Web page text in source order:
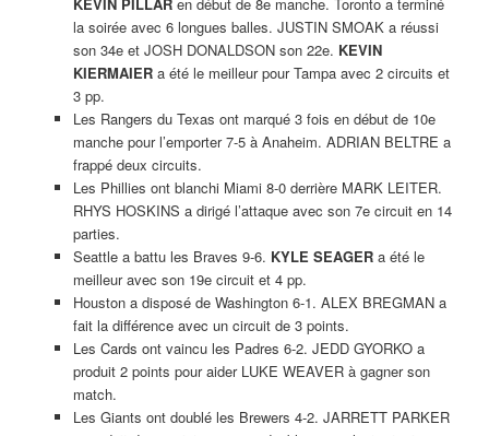
la soirée avec 6 longues balles. JUSTIN SMOAK a réussi
son 34e et JOSH DONALDSON son 22e. KEVIN
KIERMAIERa été le meilleur pour Tampa avec 2 circuits et
3 pp.
Les Rangers du Texas ont marqué 3 fois en début de 10e
manche pour l’emporter 7-5 à Anaheim. ADRIAN BELTRE a
frappé deux circuits.
Les Phillies ont blanchi Miami 8-0 derrière MARK LEITER.
RHYS HOSKINS a dirigé l’attaque avec son 7e circuit en 14
parties.
Seattle a battu les Braves 9-6. KYLE SEAGERa été le
meilleur avec son 19e circuit et 4 pp.
Houston a disposé de Washington 6-1. ALEX BREGMAN a
fait la différence avec un circuit de 3 points.
Les Cards ont vaincu les Padres 6-2. JEDD GYORKO a
produit 2 points pour aider LUKE WEAVER à gagner son
match.
Les Giants ont doublé les Brewers 4-2. JARRETT PARKER